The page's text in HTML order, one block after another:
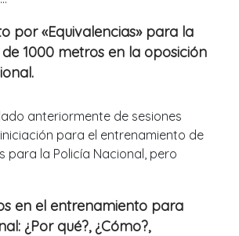
por «Equivalencias» para la
1000 metros en la oposición
anteriormente de sesiones
para el entrenamiento de
para la Policía Nacional, pero
en el entrenamiento para
¿Por qué?, ¿Cómo?,